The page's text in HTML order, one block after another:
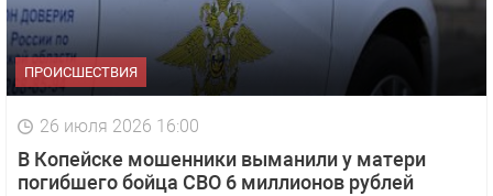
ПРОИСШЕСТВИЯ
26 июля 2026 16:00
В Копейске мошенники выманили у матери
погибшего бойца СВО 6 миллионов рублей